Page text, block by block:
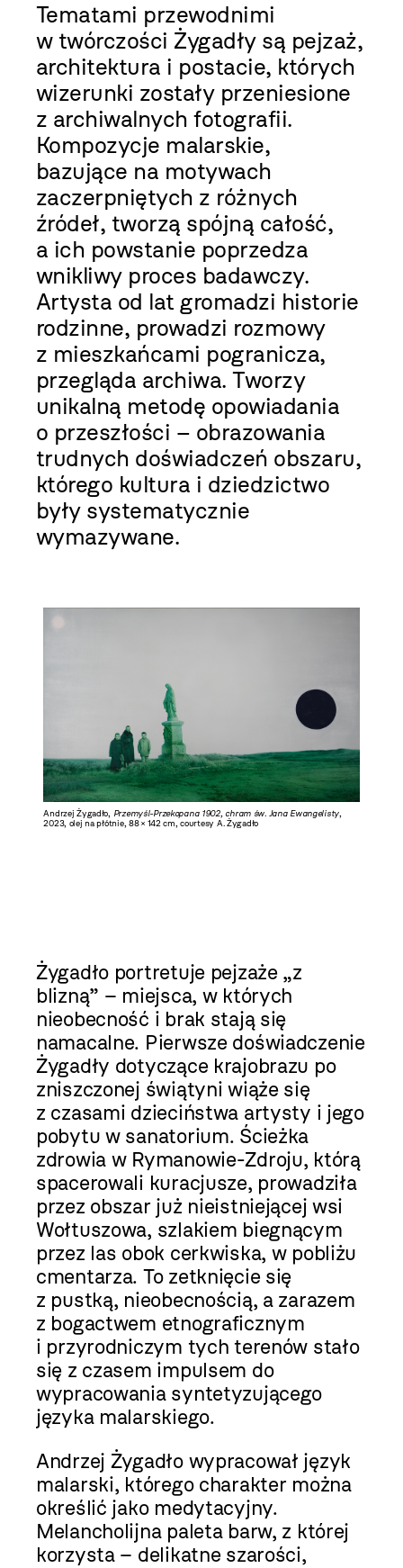
Tematami przewodnimi
w twórczości Żygadły są pejzaż,
architektura i postacie, których
wizerunki zostały przeniesione
z archiwalnych fotografii.
Kompozycje malarskie,
bazujące na motywach
zaczerpniętych z różnych
źródeł, tworzą spójną całość,
a ich powstanie poprzedza
wnikliwy proces badawczy.
Artysta od lat gromadzi historie
rodzinne, prowadzi rozmowy
z mieszkańcami pogranicza,
przegląda archiwa. Tworzy
unikalną metodę opowiadania
o przeszłości – obrazowania
trudnych doświadczeń obszaru,
którego kultura i dziedzictwo
były systematycznie
wymazywane.
Andrzej Żygadło, Przemyśl-Przekopana 1902, chram św. Jana Ewangelisty,
2023, olej na płótnie, 88 × 142 cm, courtesy A. Żygadło
Żygadło portretuje pejzaże „z
blizną” – miejsca, w których
nieobecność i brak stają się
namacalne. Pierwsze doświadczenie
Żygadły dotyczące krajobrazu po
zniszczonej świątyni wiąże się
z czasami dzieciństwa artysty i jego
pobytu w sanatorium. Ścieżka
zdrowia w Rymanowie-Zdroju, którą
spacerowali kuracjusze, prowadziła
przez obszar już nieistniejącej wsi
Wołtuszowa, szlakiem biegnącym
przez las obok cerkwiska, w pobliżu
cmentarza. To zetknięcie się
z pustką, nieobecnością, a zarazem
z bogactwem etnograficznym
i przyrodniczym tych terenów stało
się z czasem impulsem do
wypracowania syntetyzującego
języka malarskiego.
Andrzej Żygadło wypracował język
malarski, którego charakter można
określić jako medytacyjny.
Melancholijna paleta barw, z której
korzysta – delikatne szarości,